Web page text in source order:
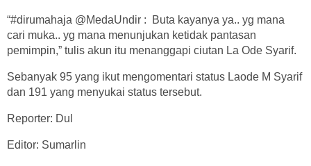
“#dirumahaja @MedaUndir : Buta kayanya ya.. yg mana
cari muka.. yg mana menunjukan ketidak pantasan
pemimpin,” tulis akun itu menanggapi ciutan La Ode Syarif.
Sebanyak 95 yang ikut mengomentari status Laode M Syarif
dan 191 yang menyukai status tersebut.
Reporter: Dul
Editor: Sumarlin